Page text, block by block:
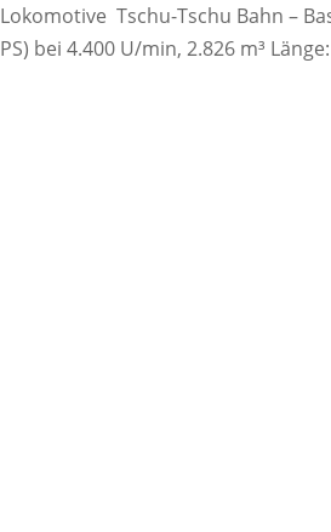
Lokomotive Tschu-Tschu Bahn –
PS) bei 4.400 U/min, 2.826 m³